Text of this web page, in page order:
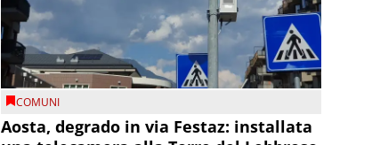
COMUNI
Aosta, degrado in via Festaz: installata